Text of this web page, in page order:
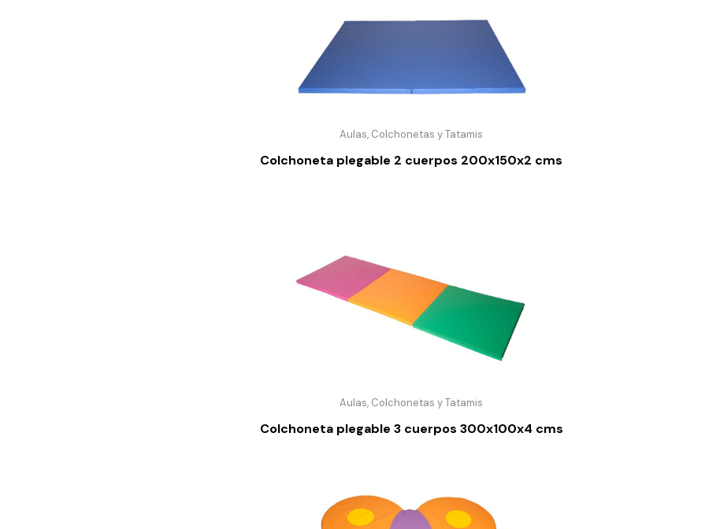
Aulas, Colchonetas y Tatamis
Colchoneta plegable 2 cuerpos 200x150x2 cms
Aulas, Colchonetas y Tatamis
Colchoneta plegable 3 cuerpos 300x100x4 cms